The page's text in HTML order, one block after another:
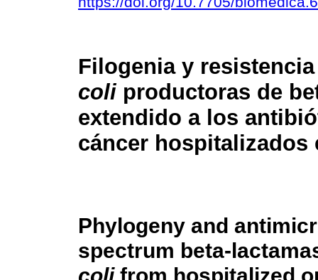
Filogenia y
coli productoras de
extendido a los
cáncer hospitalizados
Phylogeny and
spectrum beta-
colifrom hospitalized